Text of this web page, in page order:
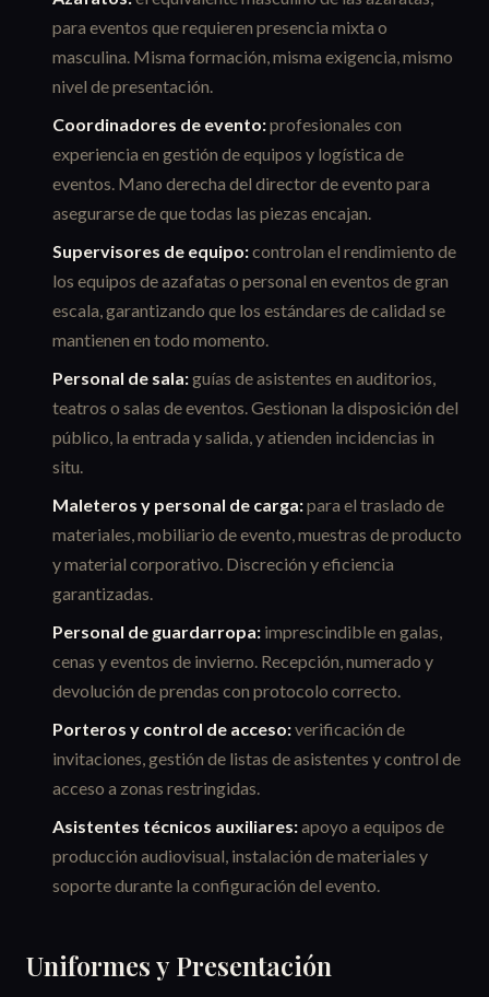
para eventos que requieren presencia mixta o
masculina. Misma formación, misma exigencia, mismo
nivel de presentación.
Coordinadores de evento:profesionales con
experiencia en gestión de equipos y logística de
eventos. Mano derecha del director de evento para
asegurarse de que todas las piezas encajan.
Supervisores de equipo:controlan el rendimiento de
los equipos de azafatas o personal en eventos de gran
escala, garantizando que los estándares de calidad se
mantienen en todo momento.
Personal de sala:guías de asistentes en auditorios,
teatros o salas de eventos. Gestionan la disposición del
público, la entrada y salida, y atienden incidencias in
situ.
Maleteros y personal de carga:para el traslado de
materiales, mobiliario de evento, muestras de producto
y material corporativo. Discreción y eficiencia
garantizadas.
Personal de guardarropa: imprescindible en galas,
cenas y eventos de invierno. Recepción, numerado y
devolución de prendas con protocolo correcto.
Porteros y control de acceso:verificación de
invitaciones, gestión de listas de asistentes y control de
acceso a zonas restringidas.
Asistentes técnicos auxiliares:apoyo a equipos de
producción audiovisual, instalación de materiales y
soporte durante la configuración del evento.
Uniformes y Presentación